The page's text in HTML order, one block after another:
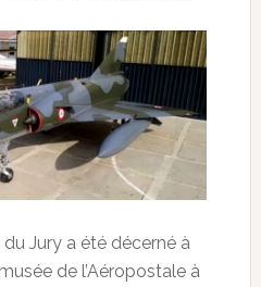
Jury a été décerné à
de l’Aéropostale à